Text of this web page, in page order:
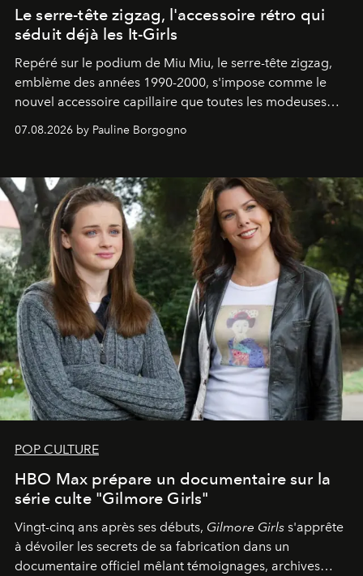
Le serre-tête zigzag, l'accessoire rétro qui
séduit déjà les It-Girls
Repéré sur le podium de Miu Miu, le serre-tête zigzag,
emblème des années 1990-2000, s'impose comme le
nouvel accessoire capillaire que toutes les modeuses
s'arrachent déjà.
07.08.2026 by Pauline Borgogno
POP CULTURE
HBO Max prépare un documentaire sur la
série culte "Gilmore Girls"
Vingt-cinq ans après ses débuts, Gilmore Girls s'apprête
à dévoiler les secrets de sa fabrication dans un
documentaire officiel mêlant témoignages, archives